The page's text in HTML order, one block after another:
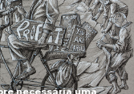
necessária uma